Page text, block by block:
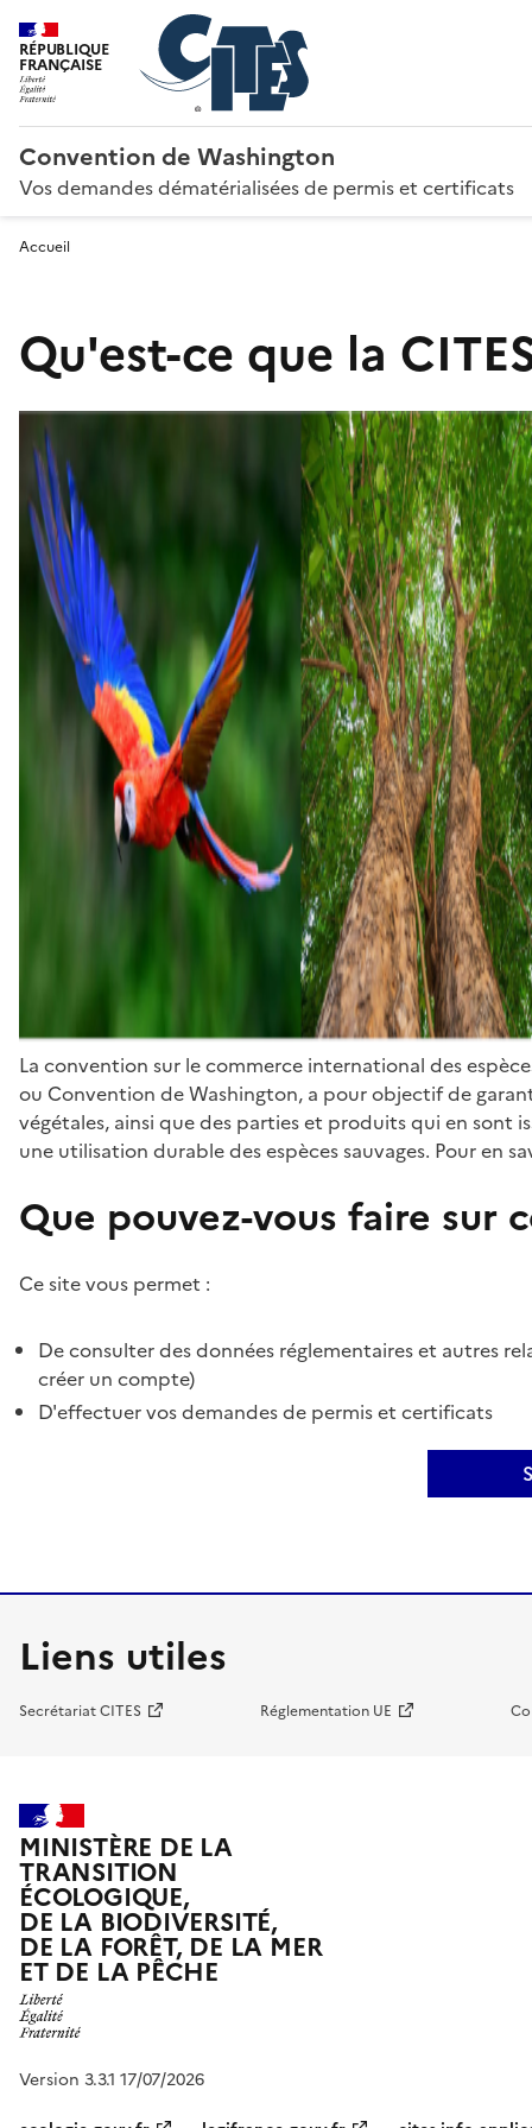
RÉPUBLIQUE
FRANÇAISE
Convention de Washington
Vos demandes dématérialisées de permis et certificats
Accueil
Qu'est-ce que la
La convention sur le commerce international des
ou Convention de Washington, a pour objectif de
végétales, ainsi que des parties et produits qui en sont
une utilisation durable des espèces sauvages. Pour en
Que pouvez-vous faire sur
Ce site vous permet :
De consulter des données réglementaires et autres
créer un compte)
D'effectuer vos demandes de permis et certificats
Liens utiles
Secrétariat CITES Réglementation UE
MINISTÈRE DE LA
TRANSITION
ÉCOLOGIQUE,
DE LA BIODIVERSITÉ,
DE LA FORÊT, DE LA MER
ET DE LA PÊCHE
Version 3.3.1 17/07/2026